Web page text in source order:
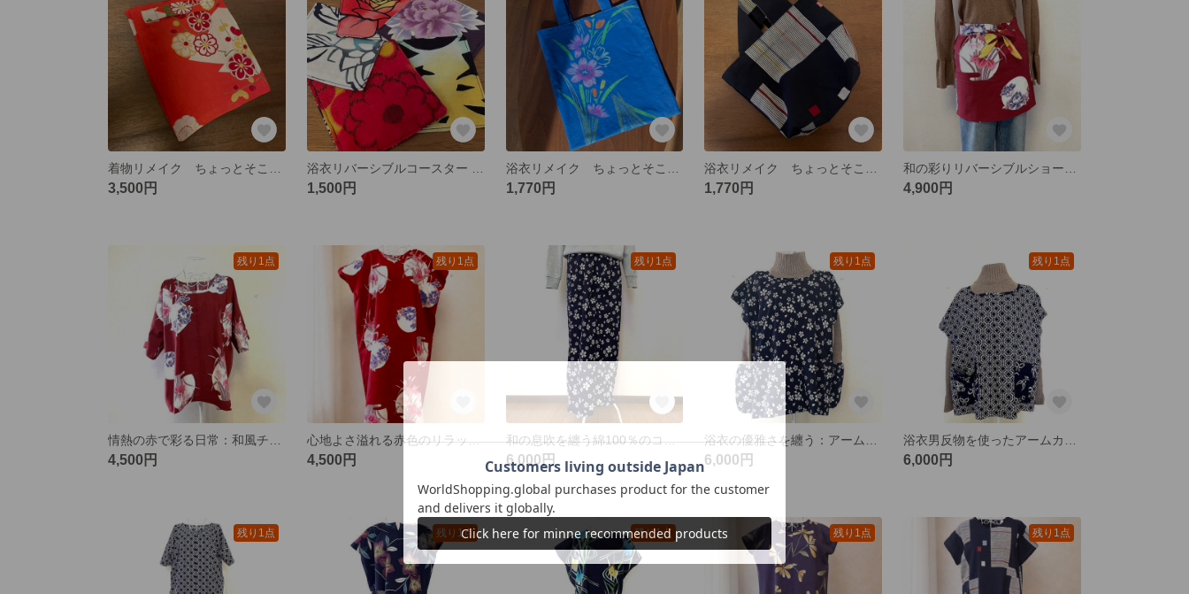
3,500円 1,500円 1,770円 1,770円 4,900円
残り1点
4,500円
残り1点
心地よさ溢れる赤色のリラックス部屋着 Ｖネックワンピース
4,500円
残り1点
和の息吹を纏う綿100％のコンフォートパンツ
6,000円
残り1点
6,000円
残り1点
6,000円
残り1点 残り1点 残り1点 残り1点 残り1点